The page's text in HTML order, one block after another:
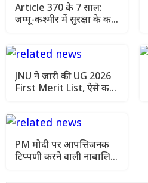
Article 370 के 7 साल:
जम्मू-कश्मीर में सुरक्षा के कड़े
JNU ने जारी की UG 2026
First Merit List, ऐसे करें
PM मोदी पर आपत्तिजनक
टिप्पणी करने वाली नाबालिग